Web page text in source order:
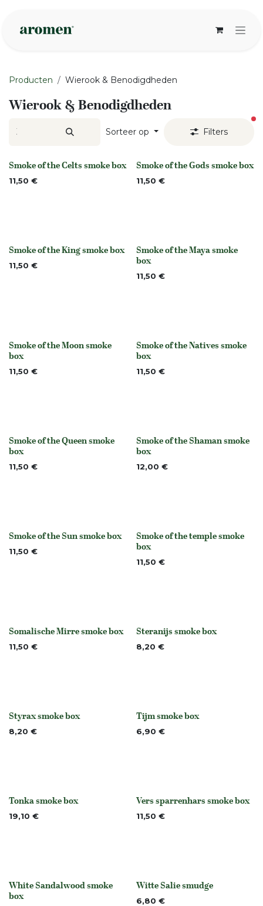
Producten Wierook & Benodigdheden
Wierook & Benodigdheden
Sorteer op Filters
None
Smoke of the Celts smoke box
11,50 € None
Smoke of the Gods smoke box
11,50 €
None
Smoke of the King smoke box
11,50 € None
Smoke of the Maya smoke
box
11,50 €
None
Smoke of the Moon smoke
box
11,50 €
None
Smoke of the Natives smoke
box
11,50 €
None
Smoke of the Queen smoke
box
11,50 €
None
Smoke of the Shaman smoke
box
12,00 €
None
Smoke of the Sun smoke box
11,50 € None
Smoke of the temple smoke
box
11,50 €
None
Somalische Mirre smoke box
11,50 € None
Steranijs smoke box
8,20 €
None
Styrax smoke box
8,20 € None
Tijm smoke box
6,90 €
None
Tonka smoke box
19,10 € None
Vers sparrenhars smoke box
11,50 €
None
White Sandalwood smoke
box None
Witte Salie smudge
6,80 €